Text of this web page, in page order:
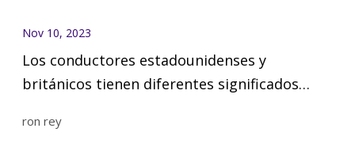
Nov 10, 2023
Los conductores estadounidenses y
británicos tienen diferentes significados
ron rey